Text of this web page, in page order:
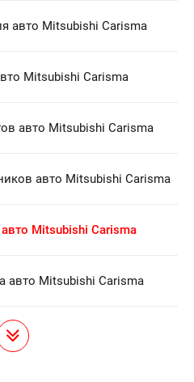
авто Mitsubishi Carisma
Mitsubishi Carisma
авто Mitsubishi Carisma
авто Mitsubishi Carisma
Mitsubishi Carisma
авто Mitsubishi Carisma